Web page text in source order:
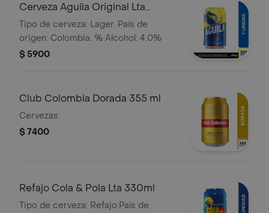
Cerveza Aguila Original Lta
330ml
Tipo de cerveza: Lager. País de
origen: Colombia. % Alcohol: 4.0%
$ 5900
Club Colombia Dorada 355 ml
Cervezas
$ 7400
Refajo Cola & Pola Lta 330ml
Tipo de cerveza: Refajo.País de